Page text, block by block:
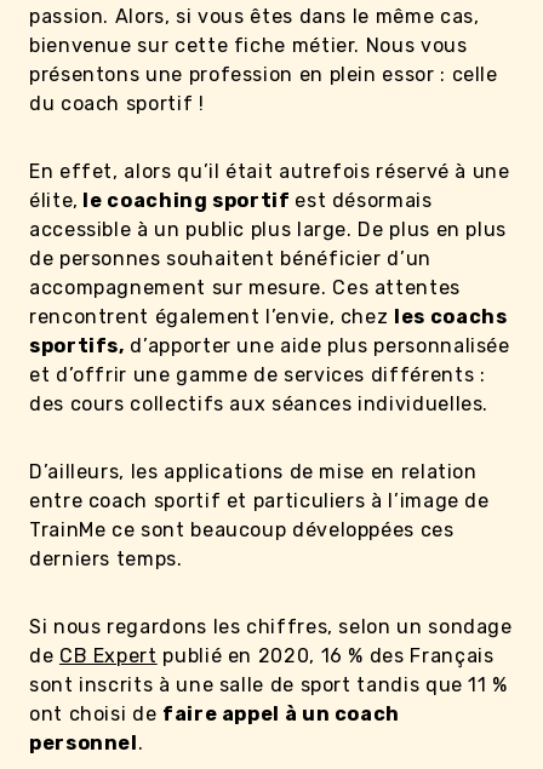
passion. Alors, si vous êtes dans le même cas,
bienvenue sur cette fiche métier. Nous vous
présentons une profession en plein essor : celle
du coach sportif !
En effet, alors qu’il était autrefois réservé à une
élite, le coaching sportif est désormais
accessible à un public plus large. De plus en plus
de personnes souhaitent bénéficier d’un
accompagnement sur mesure. Ces attentes
rencontrent également l’envie, chez les coachs
sportifs, d’apporter une aide plus personnalisée
et d’offrir une gamme de services différents :
des cours collectifs aux séances individuelles.
D’ailleurs, les applications de mise en relation
entre coach sportif et particuliers à l’image de
TrainMe ce sont beaucoup développées ces
derniers temps.
Si nous regardons les chiffres, selon un sondage
de CB Expert publié en 2020, 16 % des Français
sont inscrits à une salle de sport tandis que 11 %
ont choisi de faire appel à un coach
personnel.